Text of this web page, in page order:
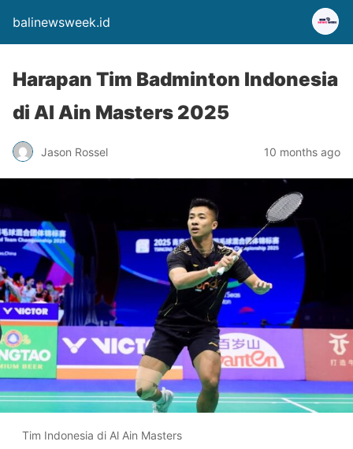
balinewsweek.id
Harapan Tim Badminton Indonesia
di Al Ain Masters 2025
Jason Rossel 10 months ago
Tim Indonesia di Al Ain Masters